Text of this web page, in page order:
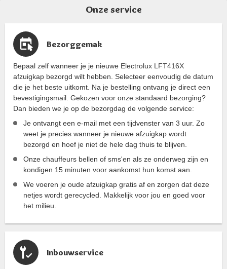
benodigde hoogte van 20cm. Capaciteit
600 m3/u.
Onze service
Bezorggemak
Bepaal zelf wanneer je je nieuwe Electrolux LFT416X
afzuigkap bezorgd wilt hebben. Selecteer eenvoudig de datum
die je het beste uitkomt. Na je bestelling ontvang je direct een
bevestigingsmail. Gekozen voor onze standaard bezorging?
Dan bieden we je op de bezorgdag de volgende service:
Je ontvangt een e-mail met een tijdvenster van 3 uur. Zo
weet je precies wanneer je nieuwe afzuigkap wordt
bezorgd en hoef je niet de hele dag thuis te blijven.
Onze chauffeurs bellen of sms'en als ze onderweg zijn en
kondigen 15 minuten voor aankomst hun komst aan.
We voeren je oude afzuigkap gratis af en zorgen dat deze
netjes wordt gerecycled. Makkelijk voor jou en goed voor
het milieu.
Inbouwservice